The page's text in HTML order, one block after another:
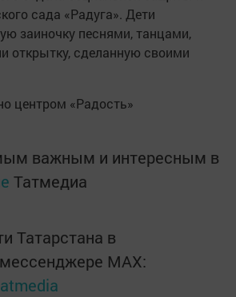
сада «Радуга». Дети
заиночку песнями, танцами,
открытку, сделанную своими
центром «Радость»
важным и интересным в
Татмедиа
Татарстана в
MАХ: